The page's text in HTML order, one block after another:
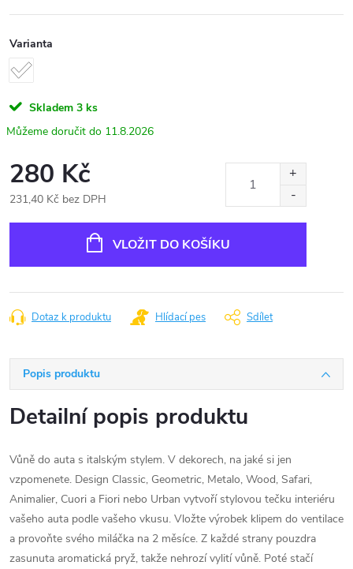
Varianta
Skladem 3 ks
11.8.2026
280 Kč
231,40 Kč bez DPH
VLOŽIT DO KOŠÍKU
Dotaz k produktu Hlídací pes Sdílet
Popis produktu
Detailní popis produktu
Vůně do auta s italským stylem. V dekorech, na jaké si jen
vzpomenete. Design Classic, Geometric, Metalo, Wood, Safari,
Animalier, Cuori a Fiori nebo Urban vytvoří stylovou tečku interiéru
vašeho auta podle vašeho vkusu. Vložte výrobek klipem do ventilace
a provoňte svého miláčka na 2 měsíce. Z každé strany pouzdra
zasunuta aromatická pryž, takže nehrozí vylití vůně. Poté stačí